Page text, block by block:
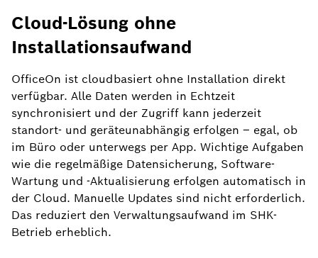
Cloud-Lösung ohne
Installationsaufwand
OfficeOn ist cloudbasiert ohne Installation direkt
verfügbar. Alle Daten werden in Echtzeit
synchronisiert und der Zugriff kann jederzeit
standort- und geräteunabhängig erfolgen – egal, ob
im Büro oder unterwegs per App. Wichtige Aufgaben
wie die regelmäßige Datensicherung, Software-
Wartung und -Aktualisierung erfolgen automatisch in
der Cloud. Manuelle Updates sind nicht erforderlich.
Das reduziert den Verwaltungsaufwand im SHK-
Betrieb erheblich.